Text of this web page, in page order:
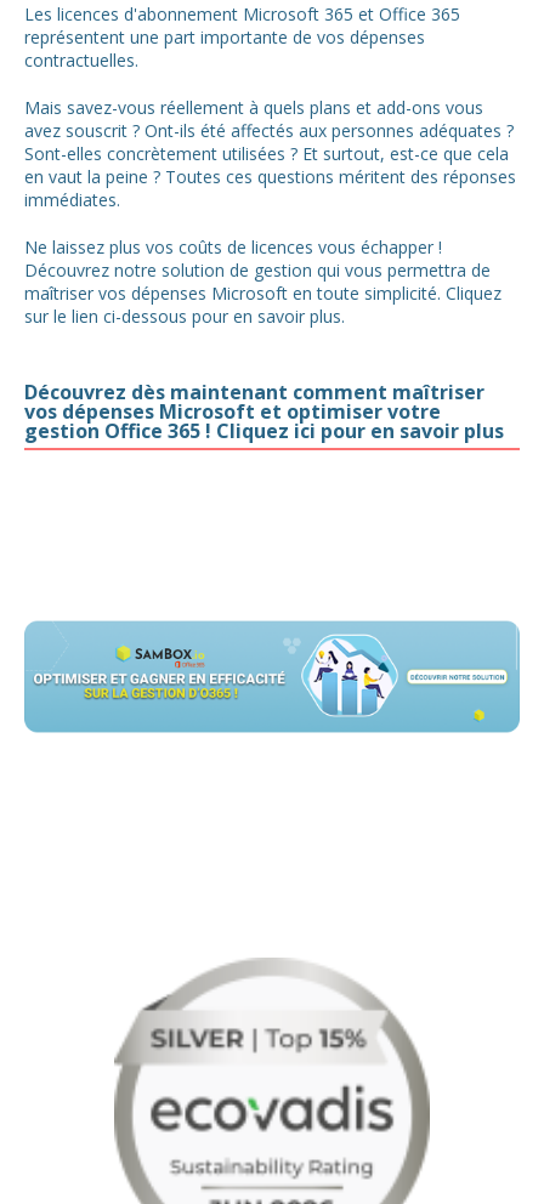
Les licences d'abonnement Microsoft 365 et Office 365
représentent une part importante de vos dépenses
contractuelles.
Mais savez-vous réellement à quels plans et add-ons vous
avez souscrit ? Ont-ils été affectés aux personnes adéquates ?
Sont-elles concrètement utilisées ? Et surtout, est-ce que cela
en vaut la peine ? Toutes ces questions méritent des réponses
immédiates.
Ne laissez plus vos coûts de licences vous échapper !
Découvrez notre solution de gestion qui vous permettra de
maîtriser vos dépenses Microsoft en toute simplicité. Cliquez
sur le lien ci-dessous pour en savoir plus.
Découvrez dès maintenant comment maîtriser
vos dépenses Microsoft et optimiser votre
gestion Office 365 ! Cliquez ici pour en savoir plus